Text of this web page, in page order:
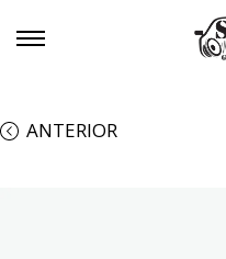
ANTERIOR